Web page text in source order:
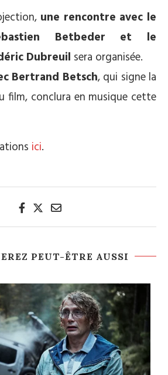
une rencontre avec le
Betbeder et le
Dubreuil sera organisée.
Bertrand Betsch, qui signe la
film, conclura en musique cette
ici.
PEUT-ÊTRE AUSSI